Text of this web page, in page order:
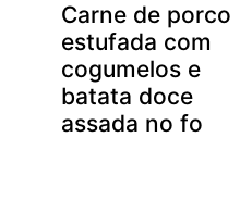
Carne de porco
estufada com
cogumelos e
batata doce
assada no fo